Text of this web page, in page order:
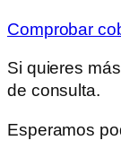
Comprobar
Si quieres
de consulta.
Esperamos